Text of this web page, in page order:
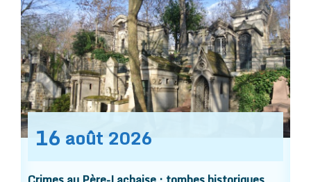
16 août 2026